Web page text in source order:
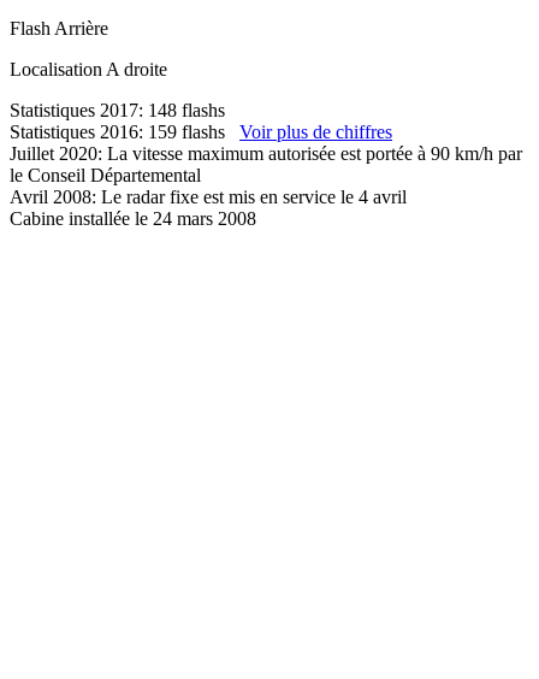
Flash Arrière
Localisation A droite
Statistiques 2017: 148 flashs
Statistiques 2016: 159 flashs Voir plus de chiffres
Juillet 2020: La vitesse maximum autorisée est portée à 90 km/h par
le Conseil Départemental
Avril 2008: Le radar fixe est mis en service le 4 avril
Cabine installée le 24 mars 2008